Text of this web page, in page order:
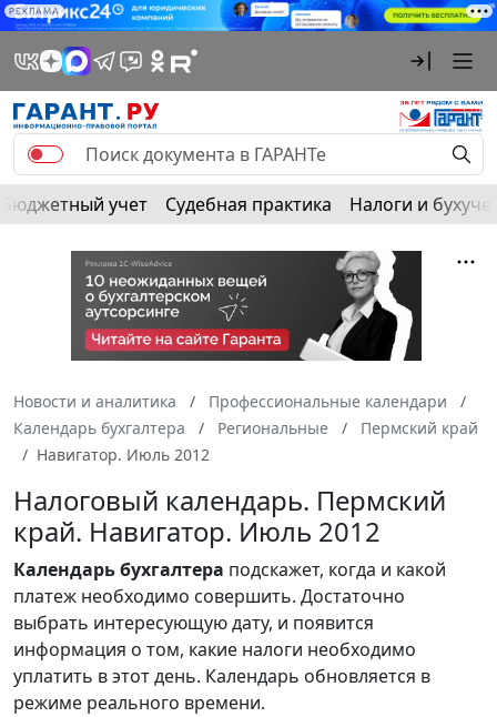
РЕКЛАМА
Бюджетный учет Судебная практика Налоги и
Новости и аналитика
Профессиональные календари
Календарь бухгалтера
Региональные
Пермский край
Навигатор. Июль 2012
Налоговый календарь. Пермский
край. Навигатор. Июль 2012
Календарьбухгалтера подскажет, когда и какой
платеж необходимо совершить. Достаточно
выбрать интересующую дату, и появится
информация о том, какие налоги необходимо
уплатить в этот день. Календарь обновляется в
режиме реального времени.